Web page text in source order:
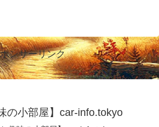
ンサーリンク
の小部屋】car-info.tokyo